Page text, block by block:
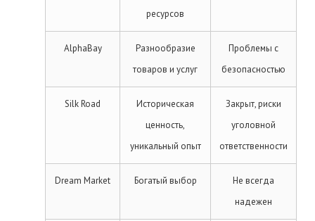
ресурсов
AlphaBay
Разнообразие
товаров и услуг
Проблемы с
безопасностью
Silk Road
Историческая
ценность,
уникальный опыт
Закрыт, риски
уголовной
ответственности
Dream Market Богатый выбор
Не всегда
надежен